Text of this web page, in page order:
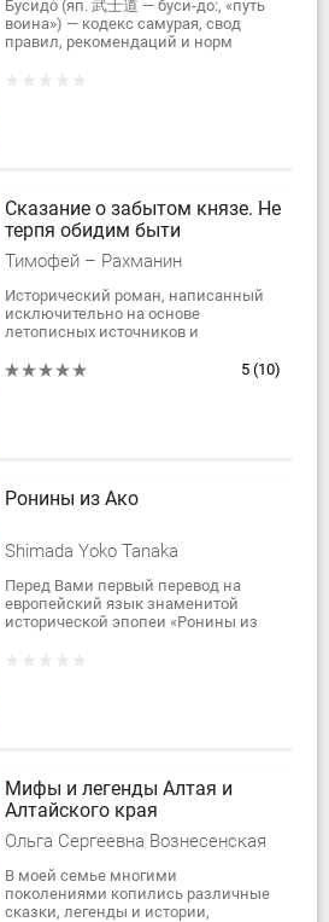
Бусидо́ (яп. 武士道 — буси-до:, «путь
воина») — кодекс самурая, свод
правил, рекомендаций и норм
Сказание о забытом князе. Не
терпя обидим быти
Тимофей – Рахманин
Исторический роман, написанный
исключительно на основе
летописных источников и
половины XIII века, происходящих
5 (10)
Ронины из Ако
Shimada Yoko Tanaka
Перед Вами первый перевод на
европейский язык знаменитой
исторической эпопеи «Ронины из
Мифы и легенды Алтая и
Алтайского края
Ольга Сергеевна Вознесенская
В моей семье многими
поколениями копились различные
сказки, легенды и истории,